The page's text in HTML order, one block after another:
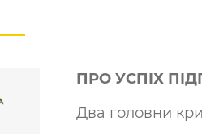
ПРО УСПІХ
Два головни